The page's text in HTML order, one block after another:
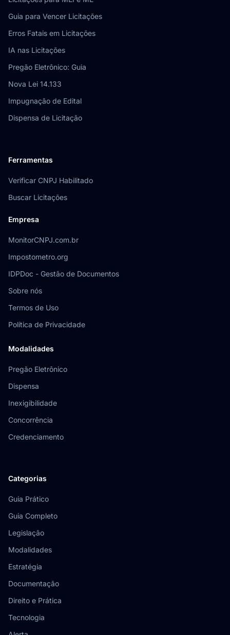
Guia para Vencer Licitações
Erros Fatais em Licitações
IA nas Licitações
Pregão Eletrônico: Guia
Nova Lei 14.133
Impugnação de Edital
Dispensa de Licitação
Ferramentas
Verificar CNPJ Habilitado
Buscar Licitações
Empresa
MonitorCNPJ.com.br
Impostometro.org
IDPDoc - Gestão de Documentos
Sobre nós
Termos de Uso
Política de Privacidade
Modalidades
Pregão Eletrônico
Dispensa
Inexigibilidade
Concorrência
Credenciamento
Categorias
Guia Prático
Guia Completo
Legislação
Modalidades
Estratégia
Documentação
Direito e Prática
Tecnologia